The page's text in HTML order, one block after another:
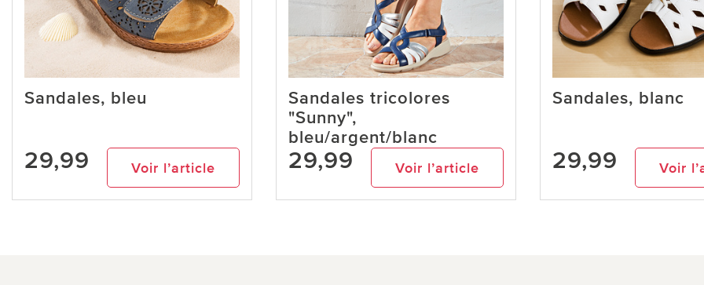
Sandales, bleu
29,99 Voir l’article
Sandales tricolores
"Sunny",
bleu/argent/blanc
29,99 Voir l’article
Sandales, blanc
29,99 Voir